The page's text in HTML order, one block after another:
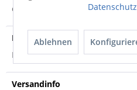
erzeugt ein stimmiges
Produktsicherheit
Produktsicherheit
Versandinfo
Ablehnen